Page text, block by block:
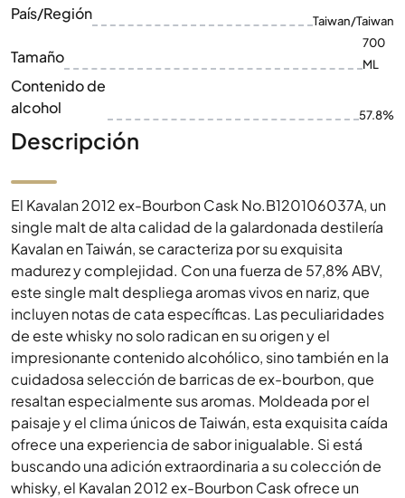
País/Región Taiwan/Taiwan
Tamaño
700
ML
Contenido de
alcohol
57.8%
Descripción
El Kavalan 2012 ex-Bourbon Cask No.B120106037A, un
single malt de alta calidad de la galardonada destilería
Kavalan en Taiwán, se caracteriza por su exquisita
madurez y complejidad. Con una fuerza de 57,8% ABV,
este single malt despliega aromas vivos en nariz, que
incluyen notas de cata específicas. Las peculiaridades
de este whisky no solo radican en su origen y el
impresionante contenido alcohólico, sino también en la
cuidadosa selección de barricas de ex-bourbon, que
resaltan especialmente sus aromas. Moldeada por el
paisaje y el clima únicos de Taiwán, esta exquisita caída
ofrece una experiencia de sabor inigualable. Si está
buscando una adición extraordinaria a su colección de
whisky, el Kavalan 2012 ex-Bourbon Cask ofrece un